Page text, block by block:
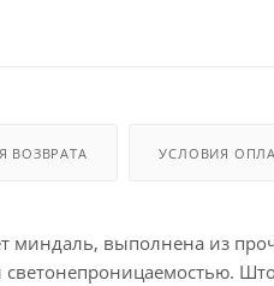
ВОЗВРАТА УСЛОВИЯ
выполнена из